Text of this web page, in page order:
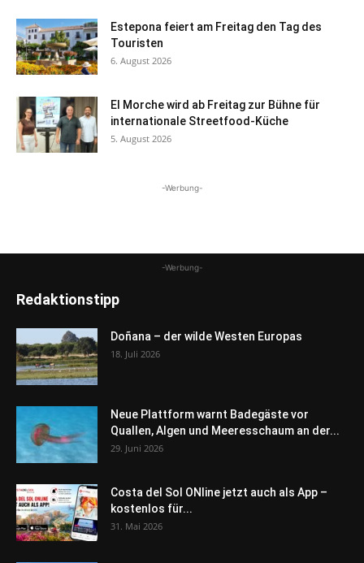
Estepona feiert am Freitag den Tag des
Touristen
6. August 2026
El Morche wird ab Freitag zur Bühne für
internationale Streetfood-Küche
5. August 2026
-Werbung-
-Werbung-
Redaktionstipp
Doñana – der wilde Westen Europas
18. Juli 2026
Neue Plattform warnt Badegäste vor
Quallen, Algen und Meeresschaum an der...
29. Juni 2026
Costa del Sol ONline jetzt auch als App –
kostenlos für...
31. Mai 2026